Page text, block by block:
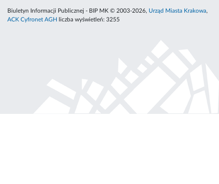
Biuletyn Informacji Publicznej - BIP MK © 2003-2026, Urząd Miasta Krakowa,
ACK Cyfronet AGH
liczba wyświetleń: 3255